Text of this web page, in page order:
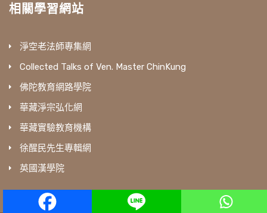
相關學習網站
淨空老法師專集網
Collected Talks of Ven. Master ChinKung
佛陀教育網路學院
華藏淨宗弘化網
華藏實驗教育機構
徐醒民先生專輯網
英國漢學院